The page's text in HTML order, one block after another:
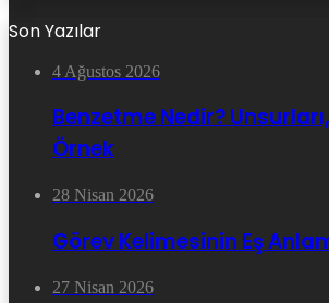
Son Yazılar
4 Ağustos 2026
Benzetme Nedir?
Örnek
28 Nisan 2026
Görev Kelimesinin Eş
27 Nisan 2026